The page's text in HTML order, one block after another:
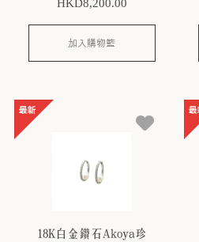
HKD8,200.00
加入購物籃
18K白金鑽石Akoya珍